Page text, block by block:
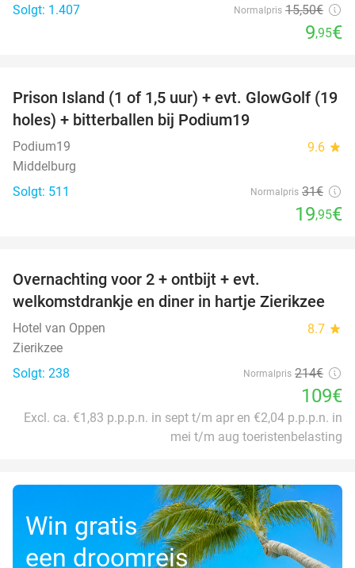
Solgt: 1.407
Normalpris 15,50€
9,95€
36%
Prison Island (1 of 1,5 uur) + evt. GlowGolf (19
holes) + bitterballen bij Podium19
Podium19 9.6 star
Middelburg
Solgt: 511
Normalpris 31€
19,95€
Overnachting voor 2 + ontbijt + evt.
welkomstdrankje en diner in hartje Zierikzee
Hotel van Oppen 8.7 star
Zierikzee
Solgt: 238
Normalpris 214€
109€
Excl. ca. €1,83 p.p.p.n. in sept t/m apr en €2,04 p.p.p.n. in
mei t/m aug toeristenbelasting
Win gratis
een droomreis